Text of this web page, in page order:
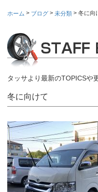
ホーム > ブログ > 未分類 > 冬に向
タッサより最新のTOPICSや
冬に向けて